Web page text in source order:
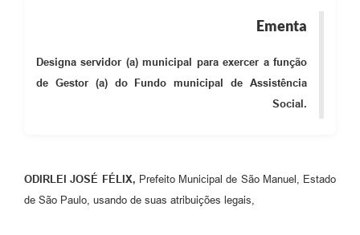
Ementa
Designa servidor (a) municipal para exercer a função
de Gestor (a) do Fundo municipal de Assistência
Social.
ODIRLEI JOSÉ FÉLIX, Prefeito Municipal de São Manuel, Estado
de São Paulo, usando de suas atribuições legais,